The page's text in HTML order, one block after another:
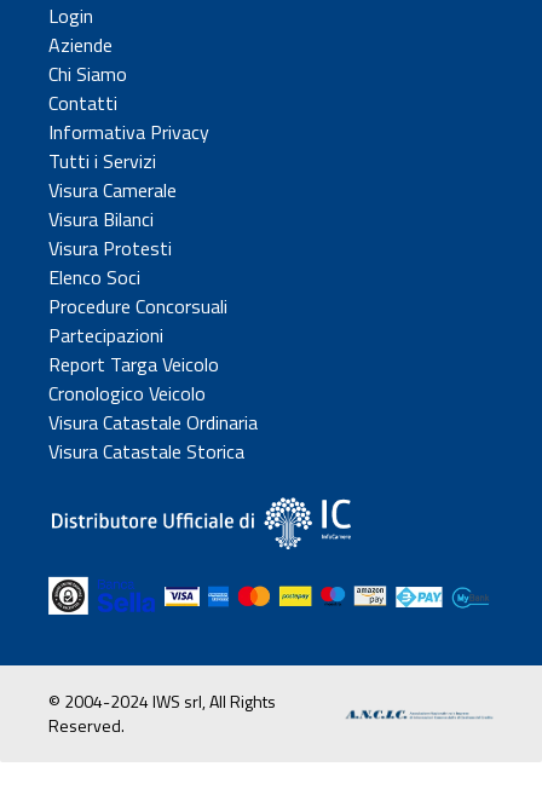
Login
Aziende
Chi Siamo
Contatti
Informativa Privacy
Tutti i Servizi
Visura Camerale
Visura Bilanci
Visura Protesti
Elenco Soci
Procedure Concorsuali
Partecipazioni
Report Targa Veicolo
Cronologico Veicolo
Visura Catastale Ordinaria
Visura Catastale Storica
© 2004-2024 IWS srl, All Rights
Reserved.